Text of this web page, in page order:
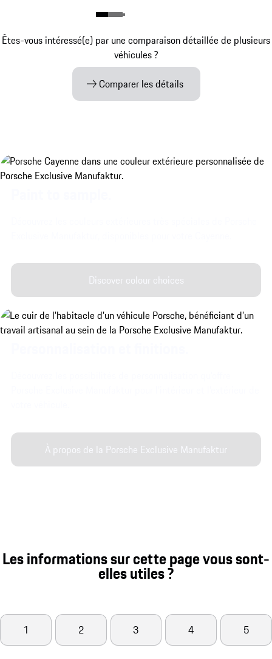
Êtes-vous intéressé(e) par une comparaison détaillée de plusieurs
véhicules ?
Comparer les détails
Discover colour choices
À propos de la Porsche Exclusive Manufaktur
Les informations sur cette page vous sont-
elles utiles ?
1 2 3 4 5